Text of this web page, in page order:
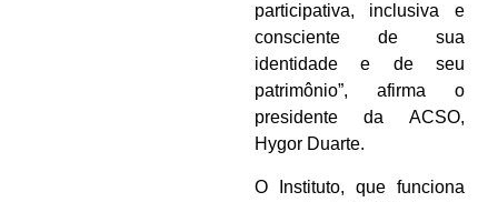
participativa, inclusiva e
consciente de sua
identidade e de seu
patrimônio”, afirma o
presidente da ACSO,
Hygor Duarte.
O Instituto, que funciona